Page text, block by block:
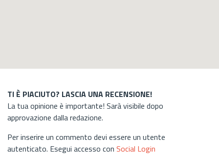
TI È PIACIUTO? LASCIA UNA RECENSIONE!
La tua opinione è importante! Sarà visibile dopo
approvazione dalla redazione.
Per inserire un commento devi essere un utente
autenticato. Esegui accesso con Social Login